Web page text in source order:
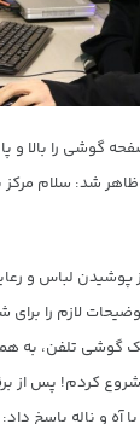
گوشی را بالا و
شد: سلام مرکز
پوشیدن لباس و
لازم را
گوشی تلفن، به
کردم! پس از
آه و ناله پاسخ